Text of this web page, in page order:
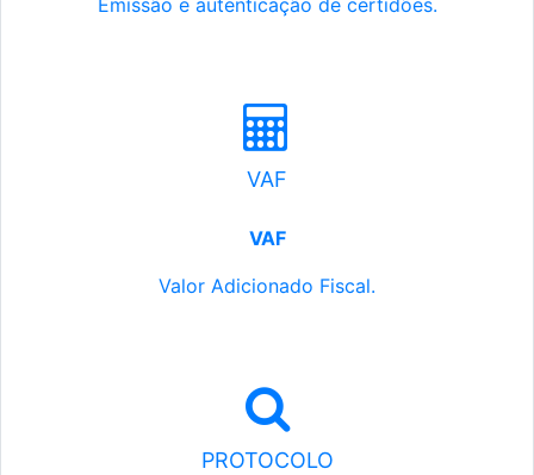
Emissão e autenticação de certidões.
VAF
VAF
Valor Adicionado Fiscal.
PROTOCOLO